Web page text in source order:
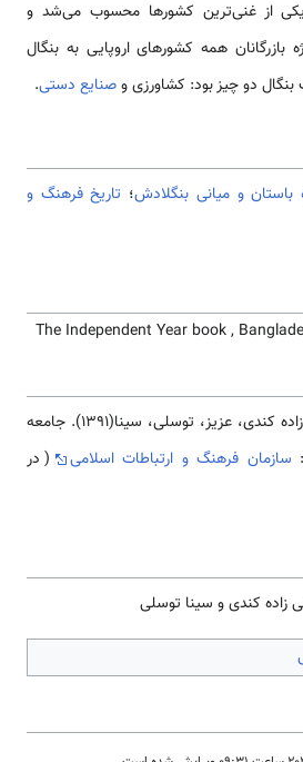
از غنی‌ترین کشورها محسوب می‌شد و
بازرگانان همه کشورهای اروپایی به بنگال
دو چیز بود: کشاورزی وصنایع دستی.
باستان و میانی بنگلادش؛ تاریخ فرهنگ و
The Independent Year book ,
توسلی، محمد مهدی، علی زاده کندی، عزیز، توسلی، سینا(1391). جامعه
سازمان فرهنگ و ارتباطات اسلامی
( در
زاده کندی و سینا توسلی